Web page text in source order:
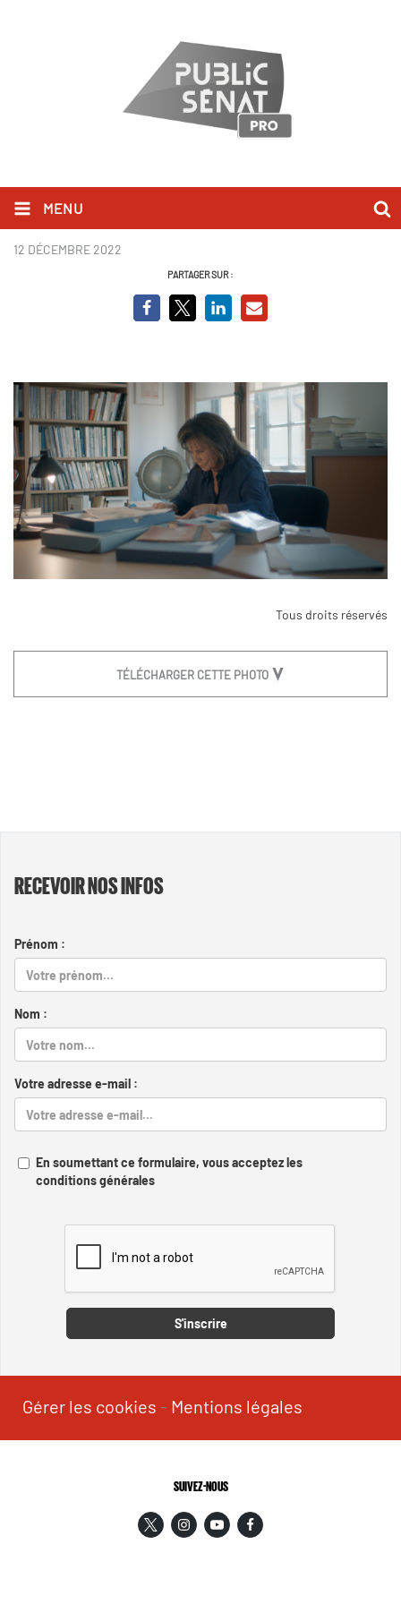
MENU
La rafle des notables
12 DÉCEMBRE 2022
PARTAGER SUR :
Tous droits réservés
TÉLÉCHARGER CETTE PHOTO
RECEVOIR NOS INFOS
Prénom :
Nom :
Votre adresse e-mail :
En soumettant ce formulaire, vous acceptez les
conditions générales
S'inscrire
Gérer les cookies - Mentions légales
SUIVEZ-NOUS